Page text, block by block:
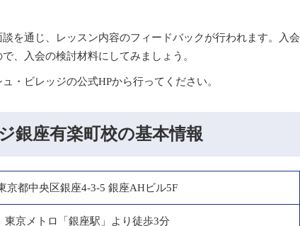
を通じ、レッスン内容のフィードバックが行われます。入会
、入会の検討材料にしてみましょう。
・ビレッジの公式HPから行ってください。
銀座有楽町校の基本情報
京都中央区銀座4-3-5 銀座AHビル5F
東京メトロ「銀座駅」より徒歩3分